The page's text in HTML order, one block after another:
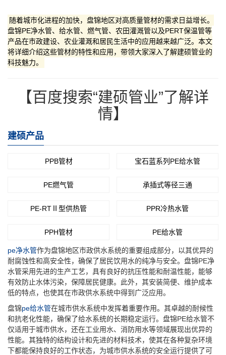
随着城市化进程的加快，盘锦地区对高质量管材的需求日益增长。
盘锦PE净水管、给水管、燃气管、农田灌溉管以及PERT保温管等
产品在市政建设、农业灌溉和居民生活中的应用越来越广泛。本文
将详细介绍这些管材的特性和应用，带领大家深入了解建硕管业的
科技魅力。
【百度搜索“建硕管业”了解详
情】
建硕产品
PPB管材 宝石蓝系列PE给水管
PE燃气管 承插式等径三通
PE-RTⅡ型供热管 PPR冷热水管
PPH管材 PE给水管
pe净水管作为盘锦地区市政供水系统的重要组成部分，以其优异的
耐腐蚀性和高安全性，确保了居民饮用水的纯净与安全。盘锦PE净
水管采用先进的生产工艺，具有良好的抗压性能和耐温性能，能够
有效防止水体污染，保障居民健康。此外，其安装简便、维护成本
低的特点，也使其在市政供水系统中得到广泛应用。
盘锦pe给水管在城市供水系统中发挥着重要作用。其卓越的耐候性
和抗老化性能，确保了给水系统的长期稳定运行。盘锦PE给水管不
仅适用于城市供水，还在工业用水、消防用水等领域展现出优异的
性能。其独特的结构设计和先进的材料技术，使其在各种复杂环境
下都能保持良好的工作状态，为城市供水系统的安全运行提供了可